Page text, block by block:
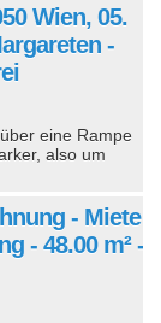
Wien, 05.
-
eine Rampe
also um
- Miete
- 48.00 m² -